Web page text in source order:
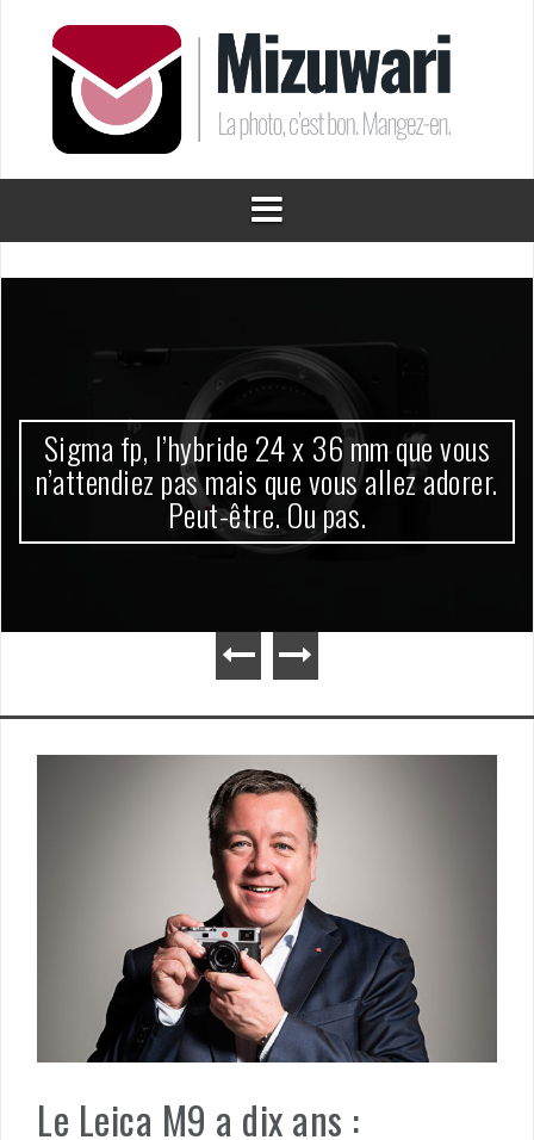
contenu
Sigma fp, l’hybride 24 x 36 mm que vous
n’attendiez pas mais que vous allez adorer.
Peut-être. Ou pas.
Le Leica M9 a dix ans :